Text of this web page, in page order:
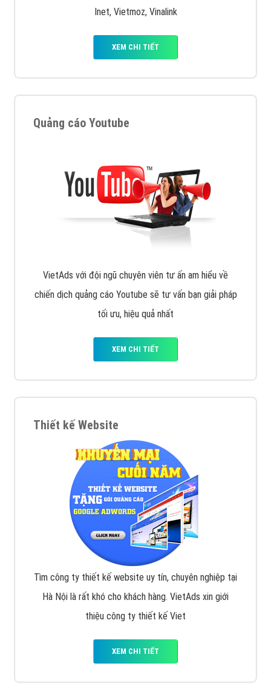
Inet, Vietmoz, Vinalink
XEM CHI TIẾT
Quảng cáo Youtube
VietAds với đội ngũ chuyên viên tư ấn am hiểu về
chiến dịch quảng cáo Youtube sẽ tư vấn bạn giải pháp
tối ưu, hiệu quả nhất
XEM CHI TIẾT
Thiết kế Website
Tìm công ty thiết kế website uy tín, chuyên nghiệp tại
Hà Nội là rất khó cho khách hàng. VietAds xin giới
thiệu công ty thiết kế Viet
XEM CHI TIẾT